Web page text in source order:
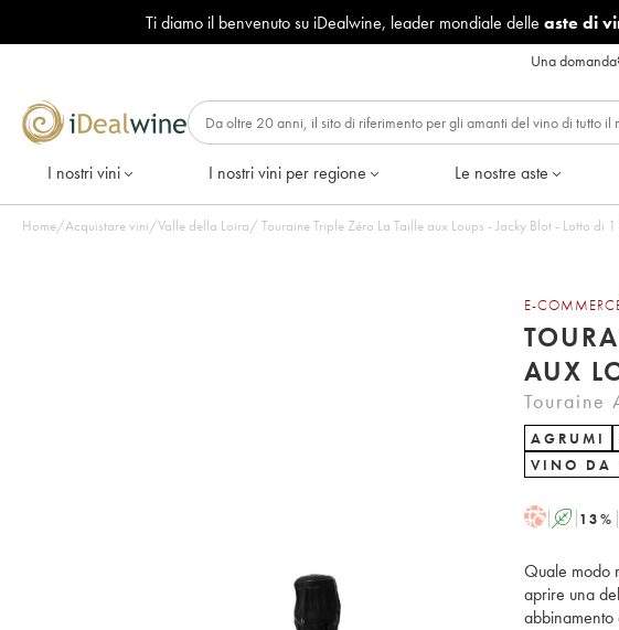
Ti diamo il benvenuto su iDealwine, leader mondiale delle aste di
Una
I nostri vini I nostri vini per regione Le nostre aste
Home/Acquistare vini/Valle della Loira/ Touraine Triple Zéro La Taille aux
E-
AUX
Touraine
AGRUMI
VINO DA
H A 13%
Quale modo
aprire una
abbinamento